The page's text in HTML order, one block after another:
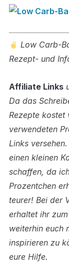
Low Carb-
Rezept- und
Affiliate Links
Da das
Rezepte kostet
verwendeten
Links versehen.
einen kleinen
schaffen, da
Prozentchen
teurer! Bei der
erhaltet ihr
weiterhin euch
inspirieren zu
eure Hilfe.